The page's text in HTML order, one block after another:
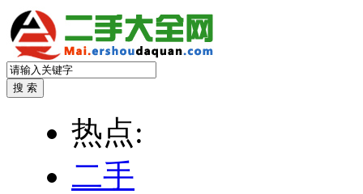
热点:
二手